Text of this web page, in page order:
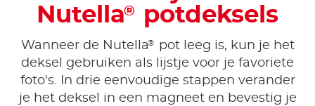
Nutella® potdeksels
Wanneer de Nutella®
pot leeg is, kun je het
deksel gebruiken als lijstje voor je favoriete
foto's. In drie eenvoudige stappen verander
je het deksel in een magneet en bevestig je